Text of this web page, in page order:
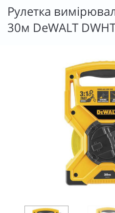
Рулетка
30м DeWALT